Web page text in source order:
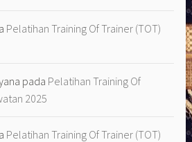
Pelatihan Training Of Trainer (TOT)
pada Pelatihan Training Of
2025
Pelatihan Training Of Trainer (TOT)